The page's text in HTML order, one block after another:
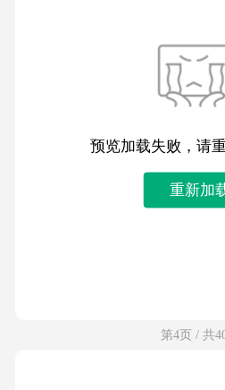
预览加载失败，请
重新加
第4页 / 共